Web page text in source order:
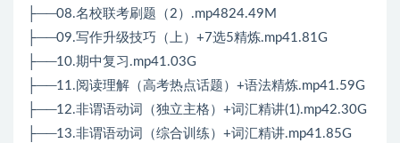
├──08.名校联考刷题（2）.mp4824.49M
├──09.写作升级技巧（上）+7选5精炼.mp41.81G
├──10.期中复习.mp41.03G
├──11.阅读理解（高考热点话题）+语法精炼.mp41.59G
├──12.非谓语动词（独立主格）+词汇精讲(1).mp42.30G
├──13.非谓语动词（综合训练）+词汇精讲.mp41.85G